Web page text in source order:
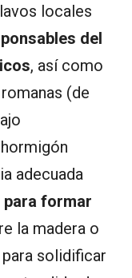
locales
del
, así como
(de
adecuada
para formar
la madera o
solidificar